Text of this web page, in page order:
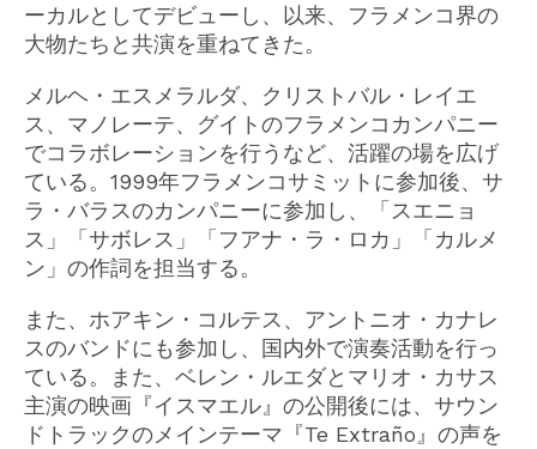
ーカルとしてデビューし、以来、フラメンコ界の
大物たちと共演を重ねてきた。
メルヘ・エスメラルダ、クリストバル・レイエ
ス、マノレーテ、グイトのフラメンコカンパニー
でコラボレーションを行うなど、活躍の場を広げ
ている。1999年フラメンコサミットに参加後、サ
ラ・バラスのカンパニーに参加し、「スエニョ
ス」「サボレス」「フアナ・ラ・ロカ」「カルメ
ン」の作詞を担当する。
また、ホアキン・コルテス、アントニオ・カナレ
スのバンドにも参加し、国内外で演奏活動を行っ
ている。また、ベレン・ルエダとマリオ・カサス
主演の映画『イスマエル』の公開後には、サウン
ドトラックのメインテーマ『Te Extraño』の声を